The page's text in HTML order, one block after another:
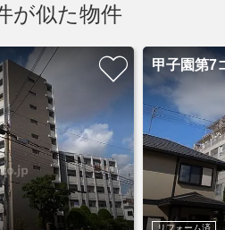
が似た物件
甲子園第7
リフォーム済